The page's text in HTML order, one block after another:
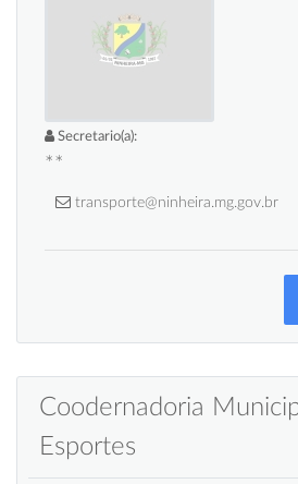
Secretario(a):
**
transporte@ninheira.mg.gov.br
Coodernadoria
Esportes